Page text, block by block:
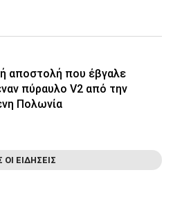
αποστολή που έβγαλε
πύραυλο V2 από την
Πολωνία
ΟΙ ΕΙΔΗΣΕΙΣ